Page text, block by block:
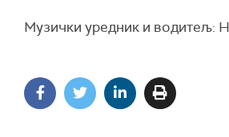
Музички уредник и водитељ: